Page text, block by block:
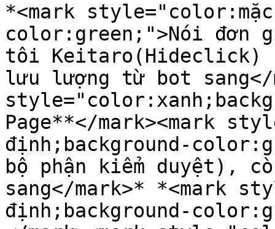
*<mark
color:green;">Nói đơn
tôi Keitaro(Hideclick)
lưu lượng từ bot sang</
Page**</mark><mark
định;background-
bộ phận kiểm duyệt),
sang</mark>* *<mark
định;background-